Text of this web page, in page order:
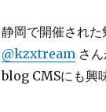
静岡で開催され
@kzxtreamさん
blog CMSにも興